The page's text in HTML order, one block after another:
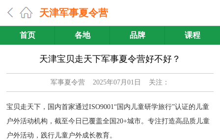
天津军事夏令营
首页 各地 品牌 课程
天津宝贝走天下军事夏令营好不好？
军事夏令营2025年07月01日 关注：
宝贝走天下，国内首家通过ISO9001“国内儿童研学旅行”认证的儿童
户外活动机构，截至今日已覆盖全国20+城市。专注打造高品质儿童
户外活动，践行儿童户外成长教育。